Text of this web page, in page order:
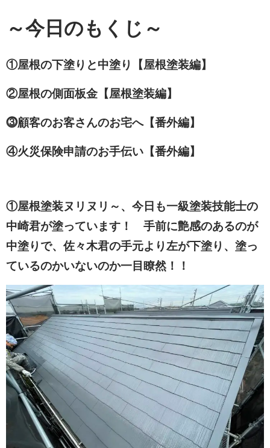
～今日のもくじ～
①屋根の下塗りと中塗り【屋根塗装編】
②屋根の側面板金【屋根塗装編】
⓷顧客のお客さんのお宅へ【番外編】
④火災保険申請のお手伝い【番外編】
①屋根塗装ヌリヌリ～、今日も一級塗装技能士の
中崎君が塗っています！ 手前に艶感のあるのが
中塗りで、佐々木君の手元より左が下塗り、塗っ
ているのかいないのか一目瞭然！！